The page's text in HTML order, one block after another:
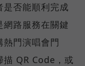
是否能順利完成
路服務在關鍵
門演唱會門
描 QR Code，或